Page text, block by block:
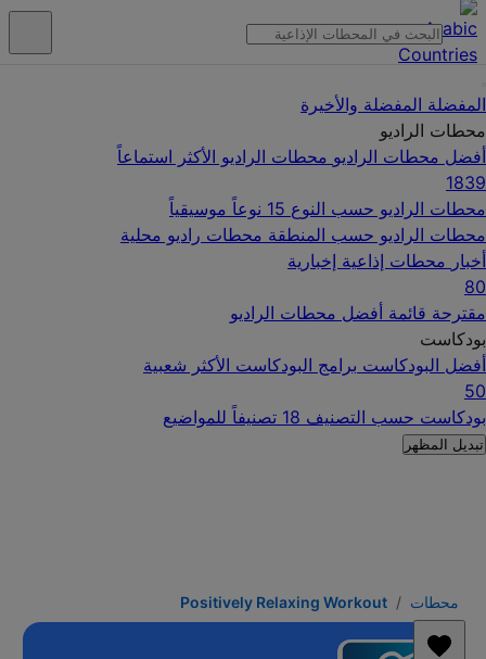
المفضلة المفضلة والأخيرة
محطات الراديو
أفضل محطات الراديو محطات الراديو الأكثر استماعاً
1839
محطات الراديو حسب النوع 15 نوعاً موسيقياً
محطات الراديو حسب المنطقة محطات راديو محلية
أخبار محطات إذاعية إخبارية
80
مقترحة قائمة أفضل محطات الراديو
بودكاست
أفضل البودكاست برامج البودكاست الأكثر شعبية
50
بودكاست حسب التصنيف 18 تصنيفاً للمواضيع
تبديل المظهر
محطات Positively Relaxing Workout